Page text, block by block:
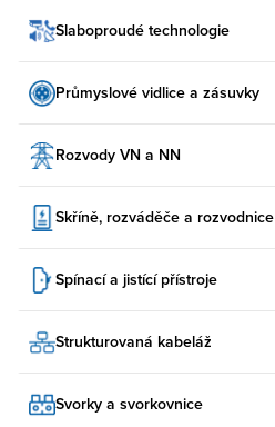
Slaboproudé technologie
Průmyslové vidlice a zásuvky
Rozvody VN a NN
Skříně, rozváděče a rozvodnice
Spínací a jistící přístroje
Strukturovaná kabeláž
Svorky a svorkovnice